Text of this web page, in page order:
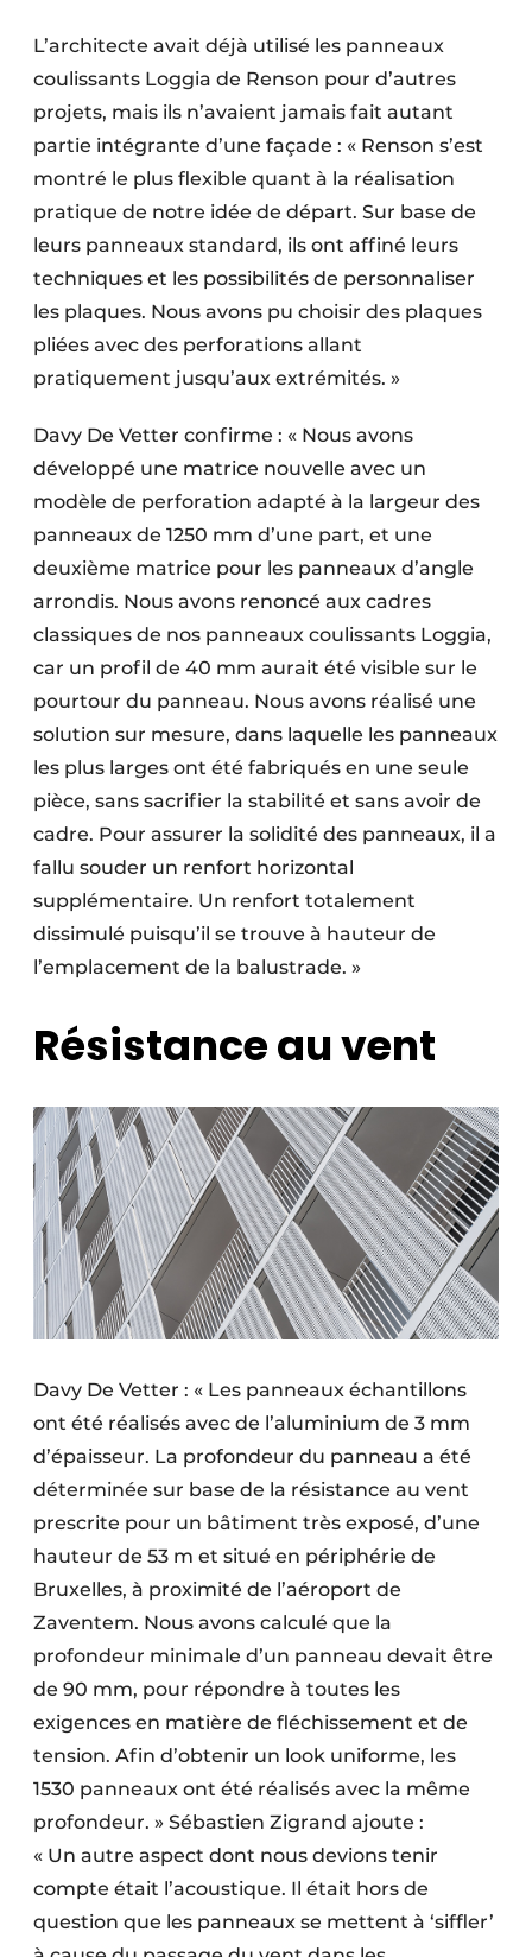
L’architecte avait déjà utilisé les panneaux
coulissants Loggia de Renson pour d’autres
projets, mais ils n’avaient jamais fait autant
partie intégrante d’une façade : « Renson s’est
montré le plus flexible quant à la réalisation
pratique de notre idée de départ. Sur base de
leurs panneaux standard, ils ont affiné leurs
techniques et les possibilités de personnaliser
les plaques. Nous avons pu choisir des plaques
pliées avec des perforations allant
pratiquement jusqu’aux extrémités. »
Davy De Vetter confirme : « Nous avons
développé une matrice nouvelle avec un
modèle de perforation adapté à la largeur des
panneaux de 1250 mm d’une part, et une
deuxième matrice pour les panneaux d’angle
arrondis. Nous avons renoncé aux cadres
classiques de nos panneaux coulissants Loggia,
car un profil de 40 mm aurait été visible sur le
pourtour du panneau. Nous avons réalisé une
solution sur mesure, dans laquelle les panneaux
les plus larges ont été fabriqués en une seule
pièce, sans sacrifier la stabilité et sans avoir de
cadre. Pour assurer la solidité des panneaux, il a
fallu souder un renfort horizontal
supplémentaire. Un renfort totalement
dissimulé puisqu’il se trouve à hauteur de
l’emplacement de la balustrade. »
Résistance au vent
Davy De Vetter : « Les panneaux échantillons
ont été réalisés avec de l’aluminium de 3 mm
d’épaisseur. La profondeur du panneau a été
déterminée sur base de la résistance au vent
prescrite pour un bâtiment très exposé, d’une
hauteur de 53 m et situé en périphérie de
Bruxelles, à proximité de l’aéroport de
Zaventem. Nous avons calculé que la
profondeur minimale d’un panneau devait être
de 90 mm, pour répondre à toutes les
exigences en matière de fléchissement et de
tension. Afin d’obtenir un look uniforme, les
1530 panneaux ont été réalisés avec la même
profondeur. » Sébastien Zigrand ajoute :
« Un autre aspect dont nous devions tenir
compte était l’acoustique. Il était hors de
question que les panneaux se mettent à ‘siffler’